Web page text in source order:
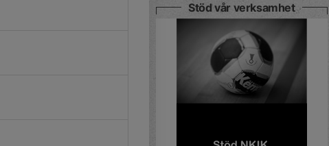
Stöd vår verksamhet